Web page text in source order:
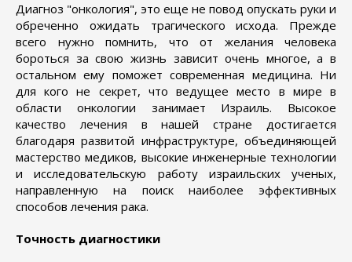
Диагноз "онкология", это еще не повод опускать руки и
обреченно ожидать трагического исхода. Прежде
всего нужно помнить, что от желания человека
бороться за свою жизнь зависит очень многое, а в
остальном ему поможет современная медицина. Ни
для кого не секрет, что ведущее место в мире в
области онкологии занимает Израиль. Высокое
качество лечения в нашей стране достигается
благодаря развитой инфраструктуре, объединяющей
мастерство медиков, высокие инженерные технологии
и исследовательскую работу израильских ученых,
направленную на поиск наиболее эффективных
способов лечения рака.
Точность диагностики